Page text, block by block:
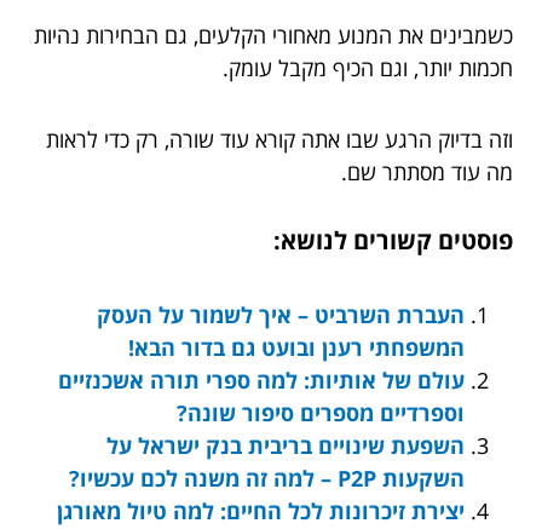
כשמבינים את המנוע מאחורי הקלעים, גם הבחירות נהיות
חכמות יותר, וגם הכיף מקבל עומק.
וזה בדיוק הרגע שבו אתה קורא עוד שורה, רק כדי לראות
מה עוד מסתתר שם.
פוסטים קשורים לנושא:
העברת השרביט – איך לשמור על העסק
המשפחתי רענן ובועט גם בדור הבא!
עולם של אותיות: למה ספרי תורה אשכנזיים
וספרדיים מספרים סיפור שונה?
השפעת שינויים בריבית בנק ישראל על
השקעות P2P – למה זה משנה לכם עכשיו?
יצירת זיכרונות לכל החיים: למה טיול מאורגן